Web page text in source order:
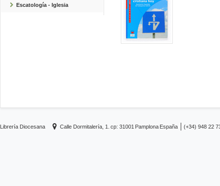
Escatología - Iglesia
Librería Diocesana Calle Dormitalería, 1. cp: 31001 Pamplona España (+34) 948 22